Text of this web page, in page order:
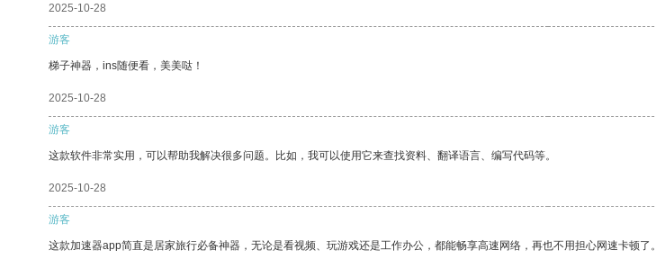
2025-10-28
游客
梯子神器，ins随便看，美美哒！
2025-10-28
游客
这款软件非常实用，可以帮助我解决很多问题。比如，我可以使用它来查找资料、翻译语言、编写代码等。
2025-10-28
游客
这款加速器app简直是居家旅行必备神器，无论是看视频、玩游戏还是工作办公，都能畅享高速网络，再也不用担心网速卡顿了。